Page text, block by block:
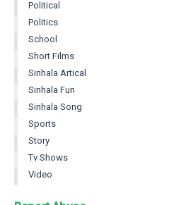
Political
Politics
School
Short Films
Sinhala Artical
Sinhala Fun
Sinhala Song
Sports
Story
Tv Shows
Video